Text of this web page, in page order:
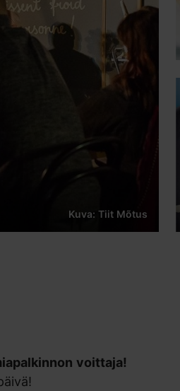
Kuva: Tiit Mõtus
voittaja!